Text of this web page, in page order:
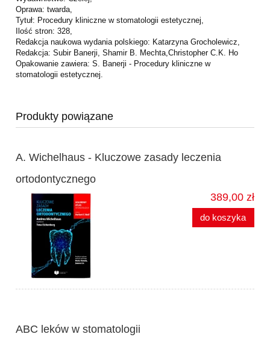
Oprawa: twarda,
Tytuł: Procedury kliniczne w stomatologii estetycznej,
Ilość stron: 328,
Redakcja naukowa wydania polskiego: Katarzyna Grocholewicz,
Redakcja: Subir Banerji, Shamir B. Mechta,Christopher C.K. Ho
Opakowanie zawiera: S. Banerji - Procedury kliniczne w
stomatologii estetycznej.
Produkty powiązane
A. Wichelhaus - Kluczowe zasady leczenia
ortodontycznego
389,00 zł
do koszyka
ABC leków w stomatologii